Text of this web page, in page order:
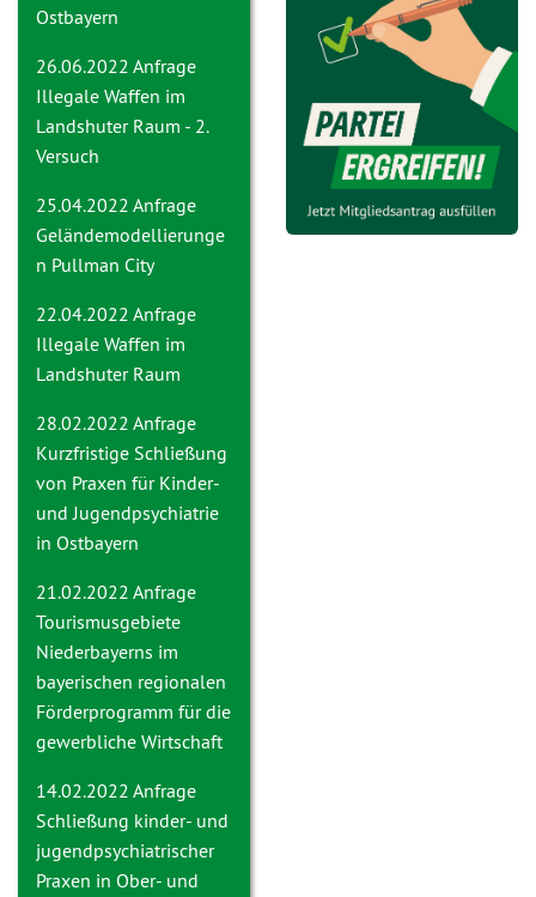
Ostbayern
26.06.2022 Anfrage
Illegale Waffen im
Landshuter Raum - 2.
Versuch
25.04.2022 Anfrage
Geländemodellierunge
n Pullman City
22.04.2022 Anfrage
Illegale Waffen im
Landshuter Raum
28.02.2022 Anfrage
Kurzfristige Schließung
von Praxen für Kinder-
und Jugendpsychiatrie
in Ostbayern
21.02.2022 Anfrage
Tourismusgebiete
Niederbayerns im
bayerischen regionalen
Förderprogramm für die
gewerbliche Wirtschaft
14.02.2022 Anfrage
Schließung kinder- und
jugendpsychiatrischer
Praxen in Ober- und